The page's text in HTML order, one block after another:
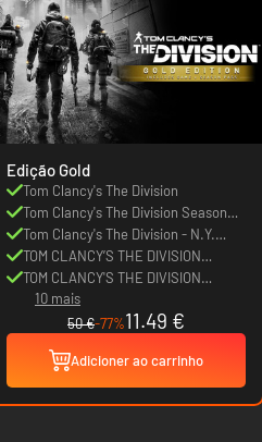
Edição Gold
Tom Clancy's The Division
Tom Clancy's The Division Season
Pass Exclusive Outfit
Tom Clancy's The Division - N.Y.
Firefighter Pack
TOM CLANCY’S THE DIVISION
Underground
TOM CLANCY'S THE DIVISION
NATIONAL GUARD PACK
10 mais
50 €-77%11.49 €
Adicioner ao carrinho